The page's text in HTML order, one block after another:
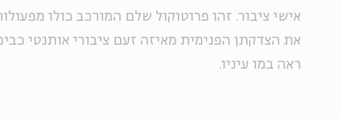
אישי ציבור. זהו פרוטוקול שלם המורכב כולו
את הצדקתן הפנימית מאיזה זעם ציבורי אותנטי
ראה במו עיניו.